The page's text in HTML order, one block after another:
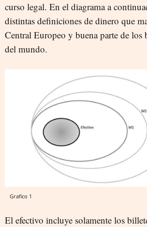
curso legal. En el diagrama a
distintas definiciones de dinero que
Central Europeo y buena parte de los
del mundo.
Grafico 1
El efectivo incluye solamente los